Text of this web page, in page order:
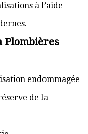
à l’aide
Plombières
endommagée
de la